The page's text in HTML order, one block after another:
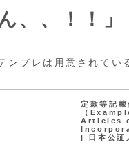
ん、、！！」
ンプレは用意されてい
定款等記載
（
Articles
| 日本公証